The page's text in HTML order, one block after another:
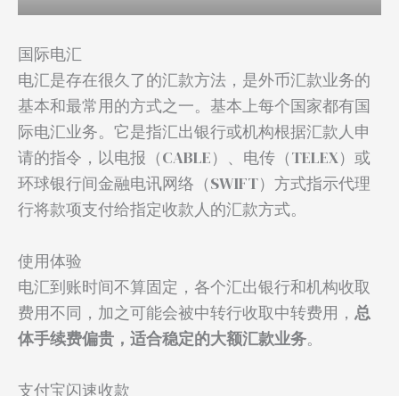
国际电汇
电汇是存在很久了的汇款方法，是外币汇款业务的
基本和最常用的方式之一。基本上每个国家都有国
际电汇业务。它是指汇出银行或机构根据汇款人申
请的指令，以电报（CABLE）、电传（TELEX）或
环球银行间金融电讯网络（SWIFT）方式指示代理
行将款项支付给指定收款人的汇款方式。
使用体验
电汇到账时间不算固定，各个汇出银行和机构收取
费用不同，加之可能会被中转行收取中转费用， 总
体手续费偏贵，适合稳定的大额汇款业务。
支付宝闪速收款